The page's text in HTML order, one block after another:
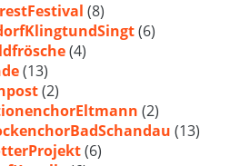
(8)
(6)
(4)
(13)
(2)
(2)
(13)
(6)